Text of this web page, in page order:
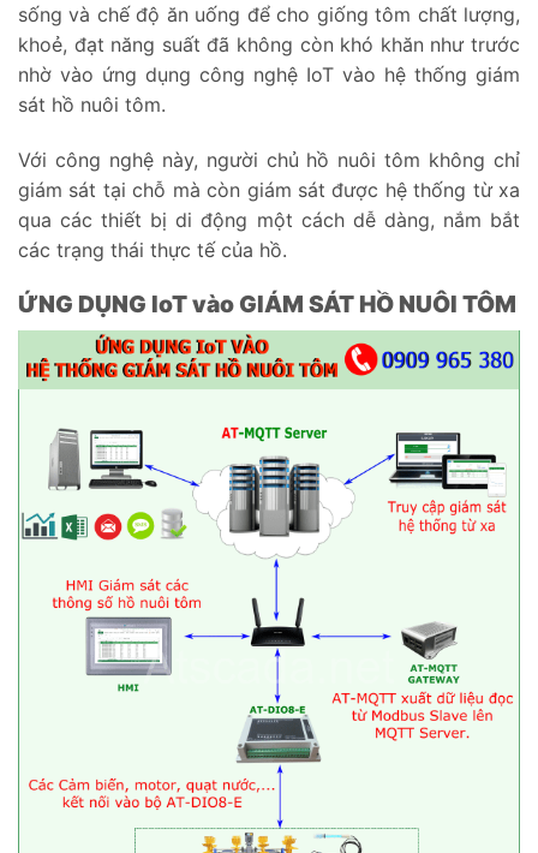
sống và chế độ ăn uống để cho giống tôm chất lượng,
khoẻ, đạt năng suất đã không còn khó khăn như trước
nhờ vào ứng dụng công nghệ IoT vào hệ thống giám
sát hồ nuôi tôm.
Với công nghệ này, người chủ hồ nuôi tôm không chỉ
giám sát tại chỗ mà còn giám sát được hệ thống từ xa
qua các thiết bị di động một cách dễ dàng, nắm bắt
các trạng thái thực tế của hồ.
ỨNG DỤNG IoT vào GIÁM SÁT HỒ NUÔI TÔM